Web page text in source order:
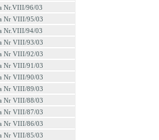
Nr.VIII/96/03
Nr VIII/95/03
Nr.VIII/94/03
Nr VIII/93/03
Nr VIII/92/03
Nr VIII/91/03
Nr VIII/90/03
Nr VIII/89/03
Nr VIII/88/03
Nr VIII/87/03
Nr VIII/86/03
Nr VIII/85/03